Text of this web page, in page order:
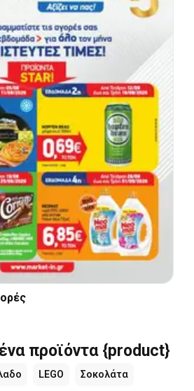
προϊόντα {product}
LEGO Σοκολάτα